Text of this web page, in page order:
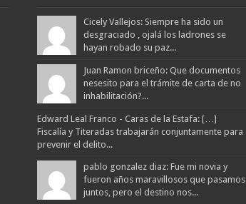
Cicely Vallejos: Siempre ha sido un
desgraciado , ojalá los ladrones se
hayan robado su paz...
Juan Ramon briceño: Que documentos
nesesito para el trámite de carta de no
inhabilitación?...
Edward Leal Franco - Caras de la Estafa: […]
Fiscalía y Titeradas trabajarán conjuntamente para
prevenir el delito...
pablo gonzalez diaz: Fue mi novia y
fueron años maravillosos que pasamos
juntos, pero el destino nos...